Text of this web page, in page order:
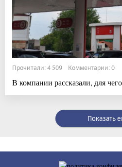
Прочитали: 4 509 Комментарии: 0
В компании рассказали, для чего
Показать